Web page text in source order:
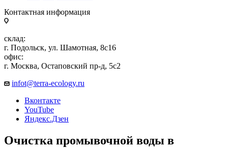
Контактная информация
склад:
г. Подольск, ул. Шамотная, 8с16
офис:
г. Москва, Остаповский пр-д, 5с2
infot@terra-ecology.ru
Вконтакте
YouTube
Яндекс.Дзен
Очистка промывочной воды в